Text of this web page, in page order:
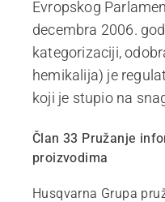
Evropskog
decembra 2006.
kategorizaciji,
hemikalija) je
koji je stupio na
Član 33 Pružanje
proizvodima
Husqvarna Grupa